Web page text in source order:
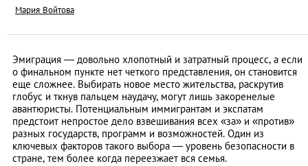
Мария Войтова
Эмиграция — довольно хлопотный и затратный процесс, а если
о финальном пункте нет четкого представления, он становится
еще сложнее. Выбирать новое место жительства, раскрутив
глобус и ткнув пальцем наудачу, могут лишь закоренелые
авантюристы. Потенциальным иммигрантам и экспатам
предстоит непростое дело взвешивания всех «за» и «против»
разных государств, программ и возможностей. Один из
ключевых факторов такого выбора — уровень безопасности в
стране, тем более когда переезжает вся семья.